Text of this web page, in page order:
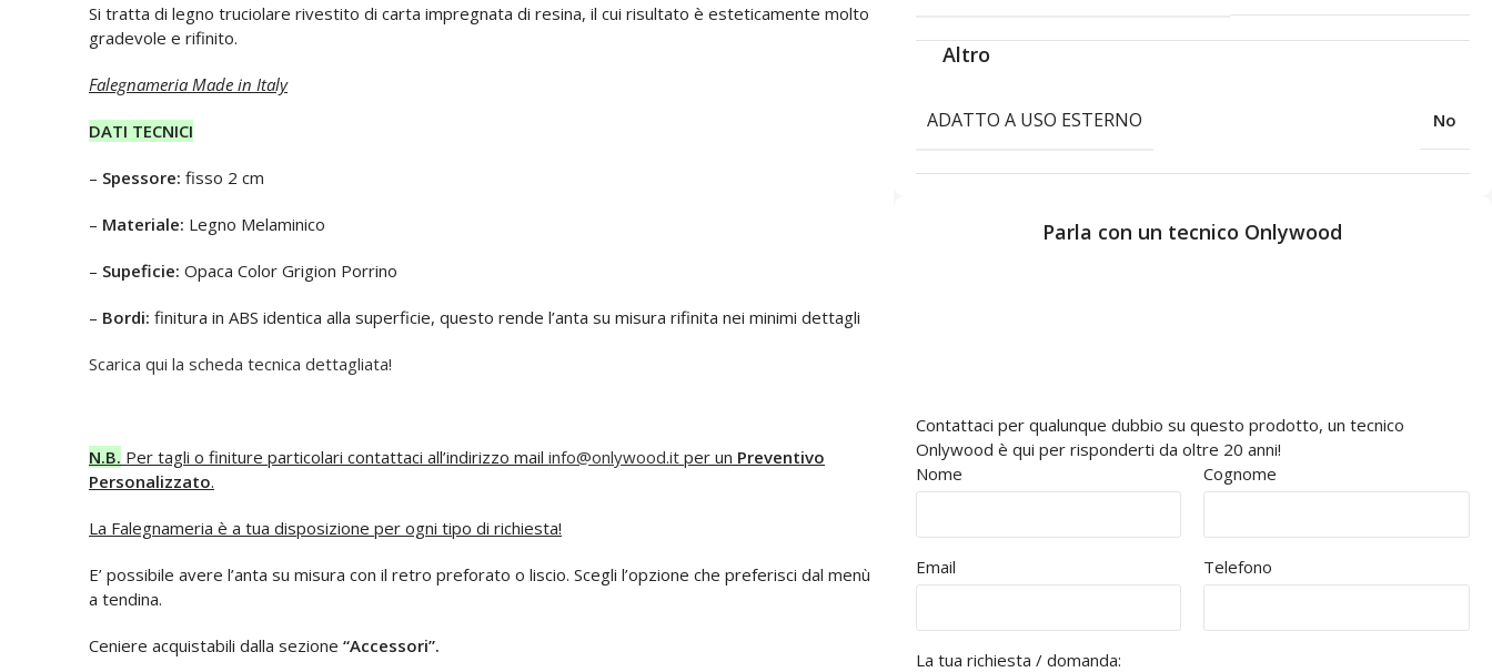
Si tratta di legno truciolare rivestito di carta impregnata di resina, il cui risultato è esteticamente molto
gradevole e rifinito.
Falegnameria Made in Italy
DATI TECNICI
– Spessore: fisso 2 cm
– Materiale: Legno Melaminico
– Supeficie: Opaca Color Grigion Porrino
– Bordi: finitura in ABS identica alla superficie, questo rende l’anta su misura rifinita nei minimi dettagli
Scarica qui la scheda tecnica dettagliata!
N.B. Per tagli o finiture particolari contattaci all’indirizzo mail info@onlywood.it per un Preventivo
Personalizzato.
La Falegnameria è a tua disposizione per ogni tipo di richiesta!
E’ possibile avere l’anta su misura con il retro preforato o liscio. Scegli l’opzione che preferisci dal menù
a tendina.
Ceniere acquistabili dalla sezione “Accessori”.
Altro
ADATTO A USO ESTERNO No
Parla con un tecnico Onlywood
Contattaci per qualunque dubbio su questo prodotto, un tecnico
Onlywood è qui per risponderti da oltre 20 anni!
Nome
Cognome
Email Telefono
La tua richiesta / domanda: